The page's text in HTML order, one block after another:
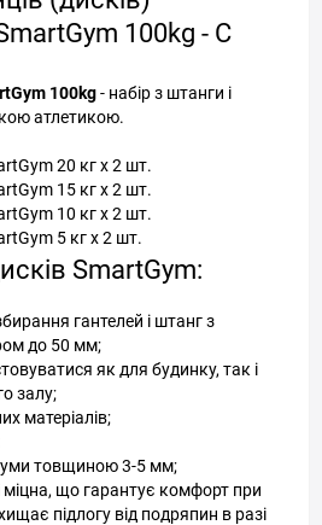
100kg - С
100kg- набір з штанги і
атлетикою.
20 кг х 2 шт.
15 кг х 2 шт.
10 кг х 2 шт.
5 кг х 2 шт.
SmartGym:
гантелей і штанг з
до 50 мм;
як для будинку, так і
залу;
матеріалів;
товщиною 3-5 мм;
міцна, що гарантує комфорт при
підлогу від подряпин в разі